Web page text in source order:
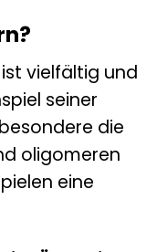
vielfältig und
seiner
die
oligomeren
eine